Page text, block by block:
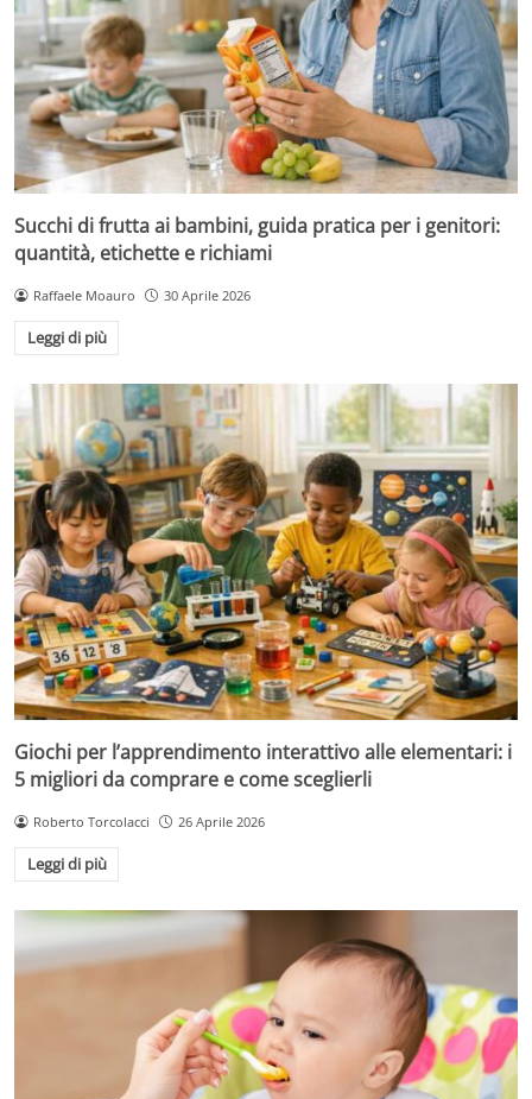
Succhi di frutta ai bambini, guida pratica per i genitori:
quantità, etichette e richiami
Raffaele Moauro 30 Aprile 2026
Leggi di più
Giochi per l’apprendimento interattivo alle elementari: i
5 migliori da comprare e come sceglierli
Roberto Torcolacci 26 Aprile 2026
Leggi di più